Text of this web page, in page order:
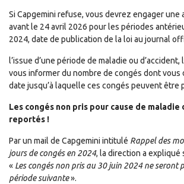
Si Capgemini refuse, vous devrez engager une
avant le 24 avril 2026 pour les périodes
2024, date de publication de la loi au journal
l’issue d’une période de maladie ou
vous informer du nombre de congés dont vous
date jusqu’à laquelle ces congés peuvent être
Les congés non pris pour cause de
reportés !
Par un mail de Capgemini intitulé Rappel des
jours de congés en 2024, la direction a expliqué
« Les congés non pris au 30 juin 2024 ne seront
période suivante».